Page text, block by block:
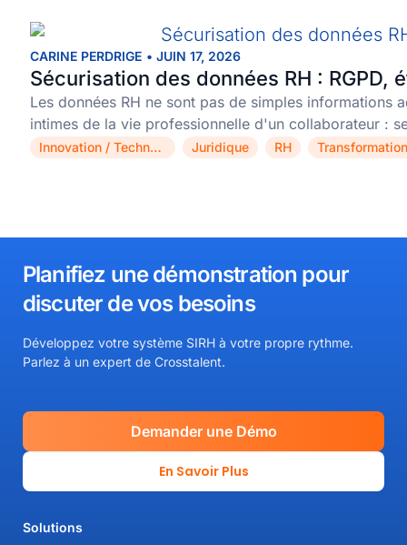
CARINE PERDRIGE • JUIN 17, 2026
Sécurisation des données RH : RGPD,
Les données RH ne sont pas de simples informations
intimes de la vie professionnelle d'un collaborateur :
Innovation / Technologie , Juridique , RH ,
Planifiez une démonstration pour
discuter de vos besoins​
Développez votre système SIRH à votre propre rythme.
Parlez à un expert de Crosstalent.
En Savoir Plus
Demander une Démo
Solutions